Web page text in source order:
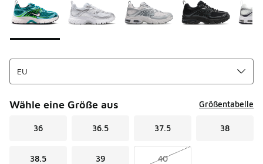
Wähle eine Größe aus Größentabelle
36 36.5 37.5 38
38.5 39 40